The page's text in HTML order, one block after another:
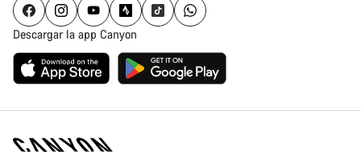
Descargar la app Canyon